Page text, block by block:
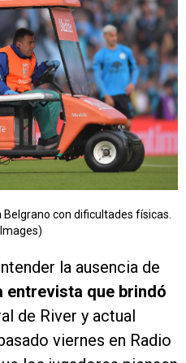
con dificultades físicas.
la ausencia de
entrevista que brindó
de River y actual
viernes en Radio